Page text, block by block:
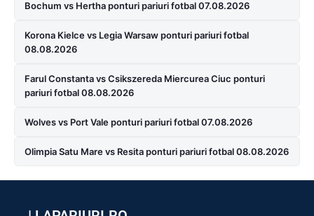
Bochum vs Hertha ponturi pariuri fotbal 07.08.2026
Korona Kielce vs Legia Warsaw ponturi pariuri fotbal
08.08.2026
Farul Constanta vs Csikszereda Miercurea Ciuc ponturi
pariuri fotbal 08.08.2026
Wolves vs Port Vale ponturi pariuri fotbal 07.08.2026
Olimpia Satu Mare vs Resita ponturi pariuri fotbal 08.08.2026